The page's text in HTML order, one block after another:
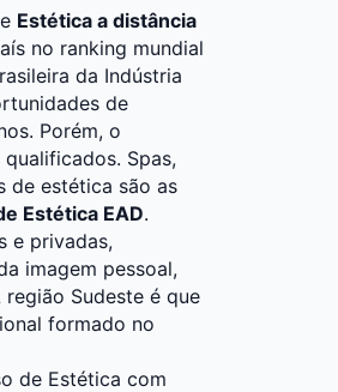
Estética a distância
no ranking mundial
da Indústria
de
Porém, o
Spas,
de estética são as
Estética EAD.
e privadas,
imagem pessoal,
Sudeste é que
formado no
de Estética com